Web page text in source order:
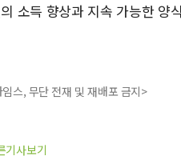
소득 향상과 지속 가능한 양
스, 무단 전재 및 재배포 금지>
기사보기